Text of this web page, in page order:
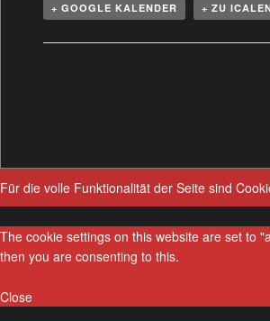
+ GOOGLE KALENDER + ZU
s
t
a
l
t
n
Für die volle Funktionalität der Seite sind
The cookie settings on this website are set to
then you are consenting to this.
Close